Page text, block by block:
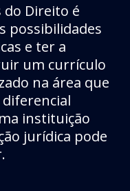
do Direito é
possibilidades
e ter a
um currículo
na área que
diferencial
instituição
jurídica pode